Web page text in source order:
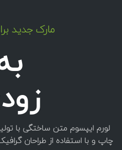
مارک جدید
لورم ایپسوم متن ساختگی با
چاپ و با استفاده از طراحان